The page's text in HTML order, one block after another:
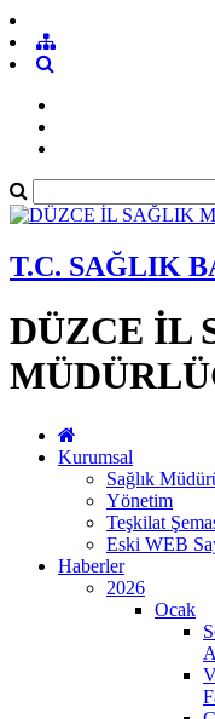
T.C. SAĞLIK
DÜZCE İL
Kurumsal
Sağlık
Yönetim
Teşkilat
Eski WEB
Haberler
2026
Ocak